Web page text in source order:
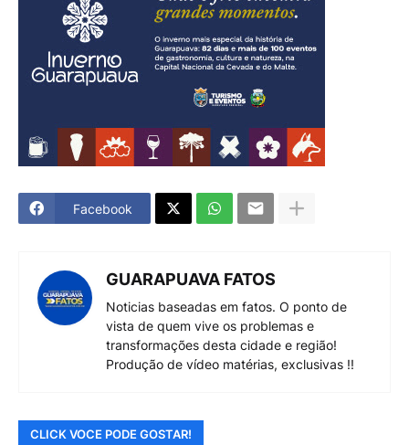
Facebook
GUARAPUAVA FATOS
Noticias baseadas em fatos. O ponto de
vista de quem vive os problemas e
transformações desta cidade e região!
Produção de vídeo matérias, exclusivas !!
CLICK VOCE PODE GOSTAR!